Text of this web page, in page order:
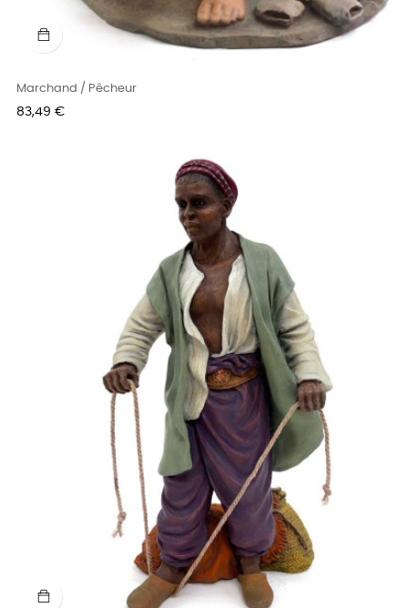
Marchand / Pêcheur
Prix
83,49 €